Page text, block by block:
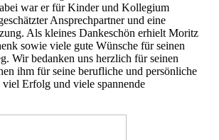
war er für Kinder und Kollegium
Ansprechpartner und eine
Als kleines Dankeschön erhielt Moritz
sowie viele gute Wünsche für seinen
Wir bedanken uns herzlich für seinen
ihm für seine berufliche und persönliche
Erfolg und viele spannende